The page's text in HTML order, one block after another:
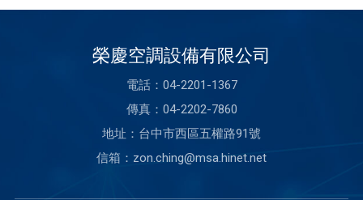
榮慶空調設備有限公司
電話：04-2201-1367
傳真：04-2202-7860
地址：台中市西區五權路91號
信箱： zon.ching@msa.hinet.net